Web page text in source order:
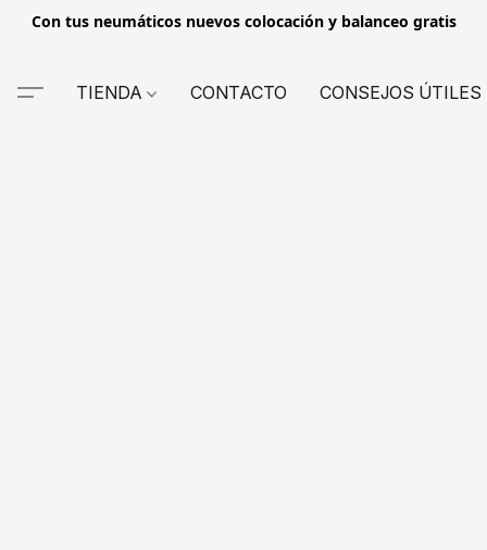
Con tus neumáticos nuevos colocación y balanceo gratis
TIENDA CONTACTO CONSEJOS ÚTILES